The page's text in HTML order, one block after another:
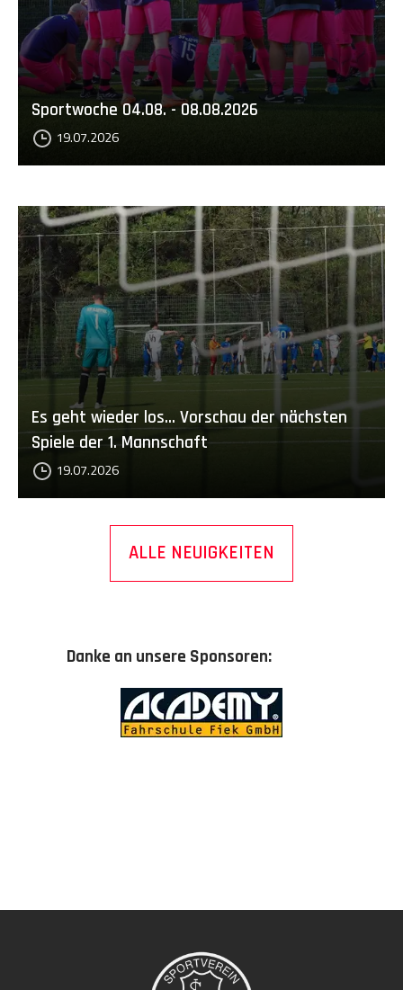
Sportwoche 04.08. - 08.08.2026
19.07.2026
Es geht wieder los... Vorschau der nächsten
Spiele der 1. Mannschaft
19.07.2026
ALLE NEUIGKEITEN
Danke an unsere Sponsoren: